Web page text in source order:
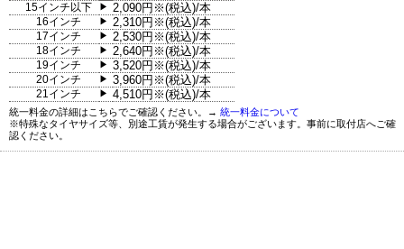
15インチ以下
▶ 2,090円※(税込)/本
16インチ ▶ 2,310円※(税込)/本
17インチ ▶ 2,530円※(税込)/本
18インチ ▶ 2,640円※(税込)/本
19インチ ▶ 3,520円※(税込)/本
20インチ ▶ 3,960円※(税込)/本
21インチ ▶ 4,510円※(税込)/本
統一料金の詳細はこちらでご確認ください。→ 統一料金について
※特殊なタイヤサイズ等、別途工賃が発生する場合がございます。事前に取付店へご確
認ください。